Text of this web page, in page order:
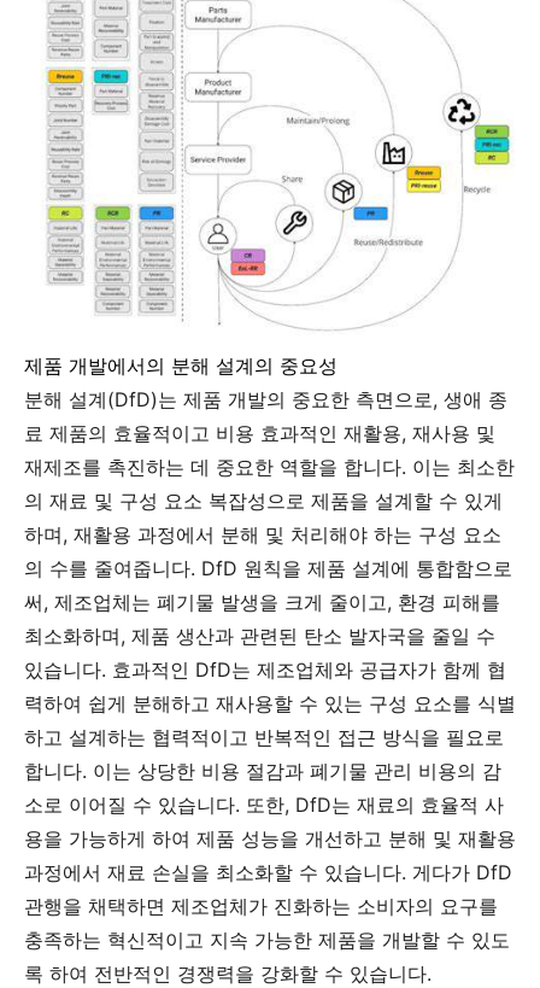
제품 개발에서의 분해 설계의 중요성
분해 설계(DfD)는 제품 개발의 중요한 측면으로, 생애 종
료 제품의 효율적이고 비용 효과적인 재활용, 재사용 및
재제조를 촉진하는 데 중요한 역할을 합니다. 이는 최소한
의 재료 및 구성 요소 복잡성으로 제품을 설계할 수 있게
하며, 재활용 과정에서 분해 및 처리해야 하는 구성 요소
의 수를 줄여줍니다. DfD 원칙을 제품 설계에 통합함으로
써, 제조업체는 폐기물 발생을 크게 줄이고, 환경 피해를
최소화하며, 제품 생산과 관련된 탄소 발자국을 줄일 수
있습니다. 효과적인 DfD는 제조업체와 공급자가 함께 협
력하여 쉽게 분해하고 재사용할 수 있는 구성 요소를 식별
하고 설계하는 협력적이고 반복적인 접근 방식을 필요로
합니다. 이는 상당한 비용 절감과 폐기물 관리 비용의 감
소로 이어질 수 있습니다. 또한, DfD는 재료의 효율적 사
용을 가능하게 하여 제품 성능을 개선하고 분해 및 재활용
과정에서 재료 손실을 최소화할 수 있습니다. 게다가 DfD
관행을 채택하면 제조업체가 진화하는 소비자의 요구를
충족하는 혁신적이고 지속 가능한 제품을 개발할 수 있도
록 하여 전반적인 경쟁력을 강화할 수 있습니다.